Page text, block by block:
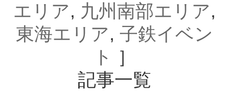
エリア, 九州南部エリア,
東海エリア, 子鉄イベン
ト ］
記事一覧